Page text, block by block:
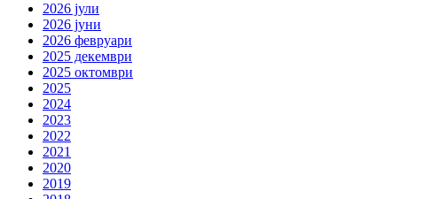
2026 јули
2026 јуни
2026 февруари
2025 декември
2025 октомври
2025
2024
2023
2022
2021
2020
2019